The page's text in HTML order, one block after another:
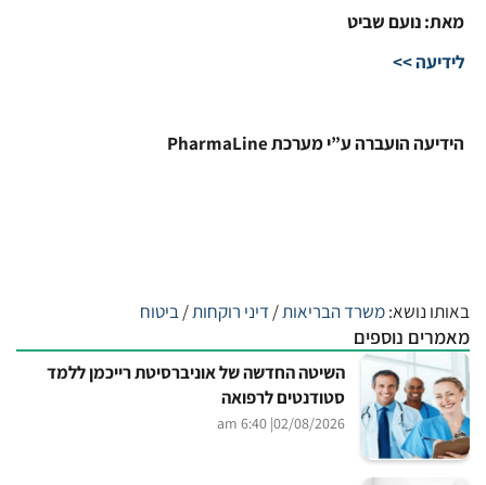
מאת: נועם שביט
לידיעה >>
הידיעה הועברה ע”י מערכת PharmaLine
באותו נושא:משרד הבריאות/דיני רוקחות/ביטוח
מאמרים נוספים
השיטה החדשה של אוניברסיטת רייכמן ללמד
סטודנטים לרפואה
02/08/2026
| 6:40 am